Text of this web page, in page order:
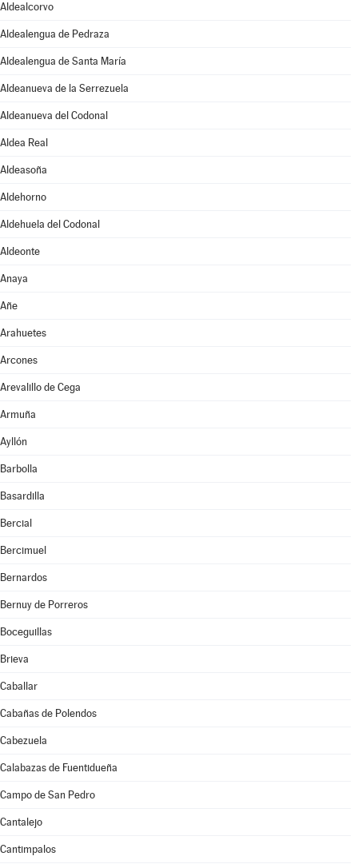
Aldealcorvo
Aldealengua de Pedraza
Aldealengua de Santa María
Aldeanueva de la Serrezuela
Aldeanueva del Codonal
Aldea Real
Aldeasoña
Aldehorno
Aldehuela del Codonal
Aldeonte
Anaya
Añe
Arahuetes
Arcones
Arevalillo de Cega
Armuña
Ayllón
Barbolla
Basardilla
Bercial
Bercimuel
Bernardos
Bernuy de Porreros
Boceguillas
Brieva
Caballar
Cabañas de Polendos
Cabezuela
Calabazas de Fuentidueña
Campo de San Pedro
Cantalejo
Cantimpalos